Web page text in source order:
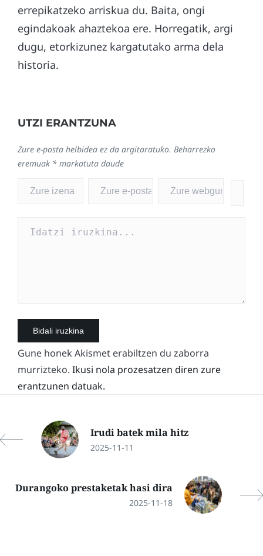
errepikatzeko arriskua du. Baita, ongi
egindakoak ahaztekoa ere. Horregatik, argi
dugu, etorkizunez kargatutako arma dela
historia.
UTZI ERANTZUNA
Zure e-posta helbidea ez da argitaratuko. Beharrezko
eremuak * markatuta daude
Gune honek Akismet erabiltzen du zaborra
murrizteko. Ikusi nola prozesatzen diren zure
erantzunen datuak.
Irudi batek mila hitz
2025-11-11
Durangoko prestaketak hasi dira
2025-11-18